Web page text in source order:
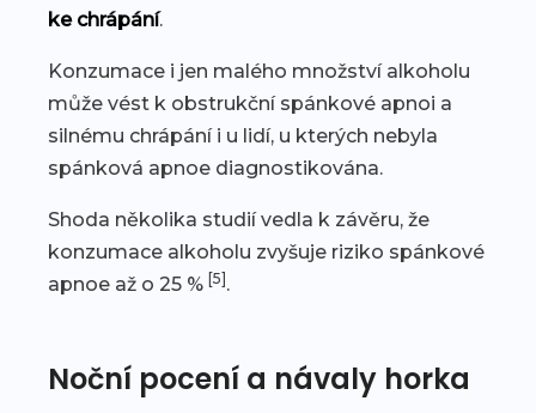
ke chrápání.
Konzumace i jen malého množství alkoholu
může vést k obstrukční spánkové apnoi a
silnému chrápání i u lidí, u kterých nebyla
spánková apnoe diagnostikována.
Shoda několika studií vedla k závěru, že
konzumace alkoholu zvyšuje riziko spánkové
apnoe až o 25 % [5] .
Noční pocení a návaly horka